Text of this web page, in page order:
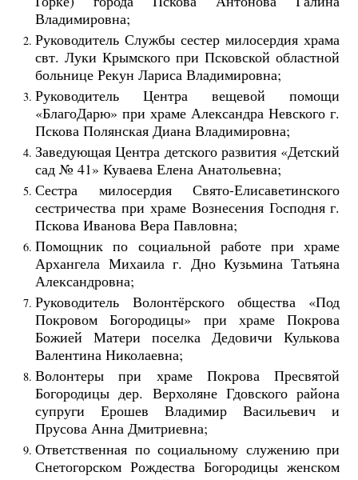
Владимировна;
Руководитель Службы сестер милосердия храма
свт. Луки Крымского при Псковской областной
больнице Рекун Лариса Владимировна;
Руководитель Центра вещевой помощи
«БлагоДарю» при храме Александра Невского г.
Пскова Полянская Диана Владимировна;
Заведующая Центра детского развития «Детский
сад № 41» Куваева Елена Анатольевна;
Сестра милосердия Свято-Елисаветинского
сестричества при храме Вознесения Господня г.
Пскова Иванова Вера Павловна;
Помощник по социальной работе при храме
Архангела Михаила г. Дно Кузьмина Татьяна
Александровна;
Руководитель Волонтёрского общества «Под
Покровом Богородицы» при храме Покрова
Божией Матери поселка Дедовичи Кулькова
Валентина Николаевна;
Волонтеры при храме Покрова Пресвятой
Богородицы дер. Верхоляне Гдовского района
супруги Ерошев Владимир Васильевич и
Прусова Анна Дмитриевна;
Ответственная по социальному служению при
Снетогорском Рождества Богородицы женском